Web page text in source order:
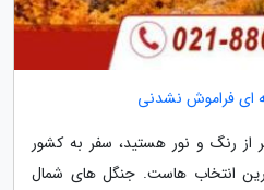
ای فراموش نشدنی
از رنگ و نور هستید، سفر به کشور
انتخاب هاست. جنگل های شمال